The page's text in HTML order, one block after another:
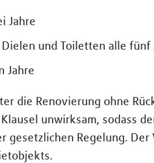
Jahre
und Toiletten alle fünf
Jahre
die Renovierung ohne
unwirksam, sodass
gesetzlichen Regelung.